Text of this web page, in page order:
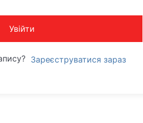
Увійти
Зареєструватися зараз